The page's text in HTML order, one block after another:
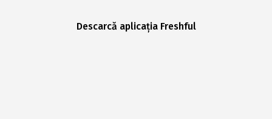
Descarcă aplicația Freshful